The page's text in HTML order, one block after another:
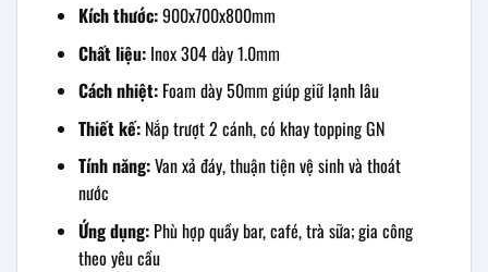
Kích thước:900x700x800mm
Chất liệu:Inox 304 dày 1.0mm
Cách nhiệt:Foam dày 50mm giúp giữ lạnh lâu
Thiết kế:Nắp trượt 2 cánh, có khay topping GN
Tính năng:Van xả đáy, thuận tiện vệ sinh và thoát
nước
Ứng dụng:Phù hợp quầy bar, café, trà sữa; gia công
theo yêu cầu